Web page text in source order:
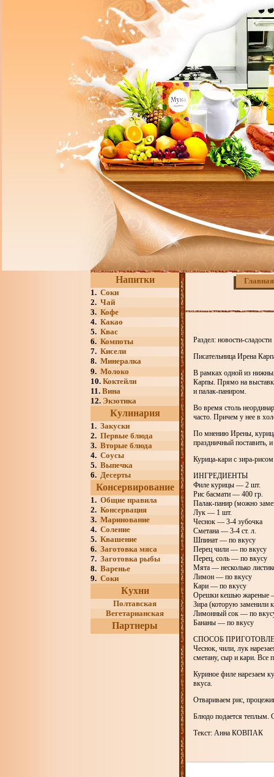
Напитки
1. Соки
2. Чай
3. Кофе
4. Какао
5. Квас
6. Компоты
7. Кисели
8. Минералка
9. Молоко
10. Коктейли
11. Вина
12. Экзотика
Кулинария
1. Закуски
2. Первые блюда
3. Вторые блюда
4. Соусы
5. Выпечка
6. Десерты
Консервирование
1. Общие правила
2. Консервация
3. Маринование
4. Соление
5. Квашение
6. Заготовка мяса
7. Заготовка рыбы
8. Варенье
9. Соки
Кухни
Полтавская
Вегетарианская
Партнеры
Главная
Раздел: новости-сладости
Писательница Ирена
В рамках одной из
Карпы. Прямо на
и палак-паниром.
Во время столь
часто. Причем у нее в
По мнению Ирены,
праздничный поставить,
Курица-кари с зира-
ИНГРЕДИЕНТЫ
Филе курицы — 2 шт.
Рис басмати — 400 гр.
Палак-панир (можно
Лук — 1 шт.
Чеснок — 3-4 зубочка
Сметана — 3-4 ст. л.
Шпинат — по вкусу
Перец чили — по вкусу
Перец, соль — по вкусу
Мята — несколько
Лимон — по вкусу
Кари — по вкусу
Орешки кешью жареные
Зира (которую
Лимонный сок — по
Бананы — по вкусу
СПОСОБ
Чеснок, чили, лук
сметану, сыр и кари. Все
Куриное филе нарезаем
вкуса.
Отвариваем рис,
Блюдо подается теплым.
Текст: Анна КОВПАК